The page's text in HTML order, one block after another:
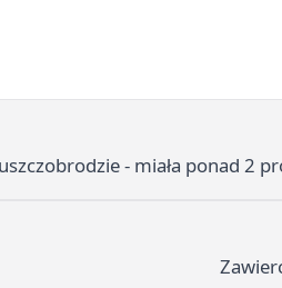
- miała ponad 2